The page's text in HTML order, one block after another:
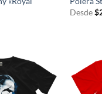
Desde $